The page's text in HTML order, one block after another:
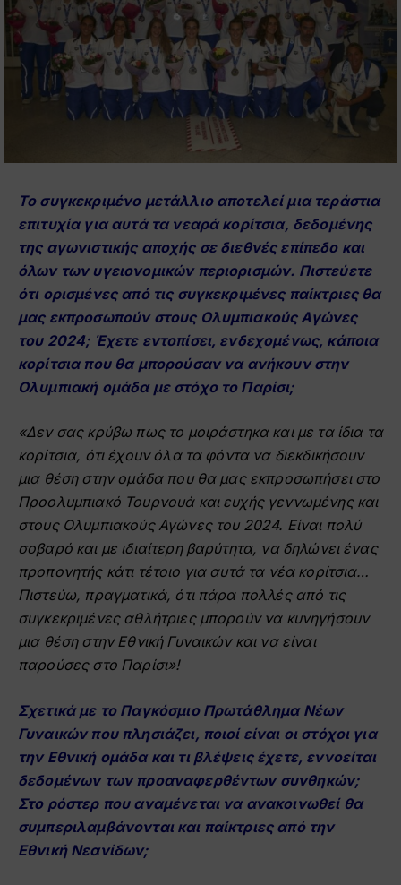
Το συγκεκριμένο μετάλλιο αποτελεί μια τεράστια
επιτυχία για αυτά τα νεαρά κορίτσια, δεδομένης
της αγωνιστικής αποχής σε διεθνές επίπεδο και
όλων των υγειονομικών περιορισμών. Πιστεύετε
ότι ορισμένες από τις συγκεκριμένες παίκτριες θα
μας εκπροσωπούν στους Ολυμπιακούς Αγώνες
του 2024; Έχετε εντοπίσει, ενδεχομένως, κάποια
κορίτσια που θα μπορούσαν να ανήκουν στην
Ολυμπιακή ομάδα με στόχο το Παρίσι;
«Δεν σας κρύβω πως το μοιράστηκα και με τα ίδια τα
κορίτσια, ότι έχουν όλα τα φόντα να διεκδικήσουν
μια θέση στην ομάδα που θα μας εκπροσωπήσει στο
Προολυμπιακό Τουρνουά και ευχής γεννωμένης και
στους Ολυμπιακούς Αγώνες του 2024. Είναι πολύ
σοβαρό και με ιδιαίτερη βαρύτητα, να δηλώνει ένας
προπονητής κάτι τέτοιο για αυτά τα νέα κορίτσια…
Πιστεύω, πραγματικά, ότι πάρα πολλές από τις
συγκεκριμένες αθλήτριες μπορούν να κυνηγήσουν
μια θέση στην Εθνική Γυναικών και να είναι
παρούσες στο Παρίσι»!
Σχετικά με το Παγκόσμιο Πρωτάθλημα Νέων
Γυναικών που πλησιάζει, ποιοί είναι οι στόχοι για
την Εθνική ομάδα και τι βλέψεις έχετε, εννοείται
δεδομένων των προαναφερθέντων συνθηκών;
Στο ρόστερ που αναμένεται να ανακοινωθεί θα
συμπεριλαμβάνονται και παίκτριες από την
Εθνική Νεανίδων;